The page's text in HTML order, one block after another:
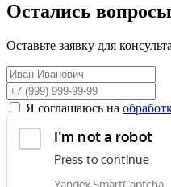
Остались
Оставьте заявку для
Я соглашаюсь на